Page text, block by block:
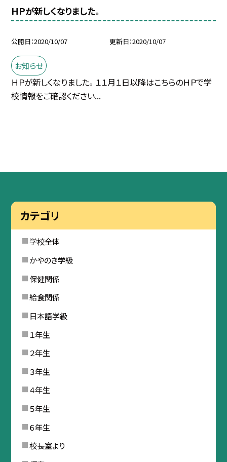
ＨＰが新しくなりました。
公開日 2020/10/07 更新日 2020/10/07
お知らせ
ＨＰが新しくなりました。 １１月１日以降はこちらのＨＰで学
校情報をご確認ください...
カテゴリ
学校全体
かやのき学級
保健関係
給食関係
日本語学級
１年生
２年生
３年生
４年生
５年生
６年生
校長室より